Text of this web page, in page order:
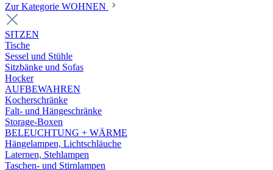
Zur Kategorie WOHNEN
SITZEN
Tische
Sessel und Stühle
Sitzbänke und Sofas
Hocker
AUFBEWAHREN
Kocherschränke
Falt- und Hängeschränke
Storage-Boxen
BELEUCHTUNG + WÄRME
Hängelampen, Lichtschläuche
Laternen, Stehlampen
Taschen- und Stirnlampen